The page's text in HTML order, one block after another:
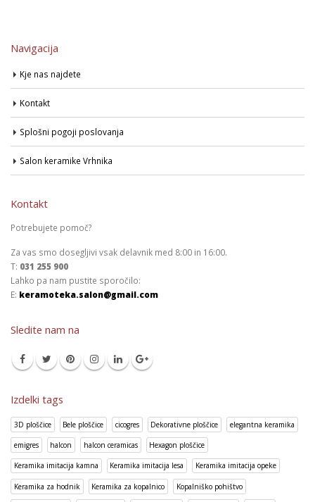
Navigacija
Kje nas najdete
Kontakt
Splošni pogoji poslovanja
Salon keramike Vrhnika
Kontakt
Potrebujete pomoč?
Za vas smo dosegljivi vsak delavnik med 8:00 in 16:00.
T: 031 255 900
Lahko pa nam pustite sporočilo:
E: keramoteka.salon@gmail.com
Sledite nam na
Izdelki tags
3D ploščice Bele ploščice cicogres Dekorativne ploščice elegantna keramika
emigres halcon halcon ceramicas Hexagon ploščice
Keramika imitacija kamna Keramika imitacija lesa Keramika imitacija opeke
Keramika za hodnik Keramika za kopalnico Kopalniško pohištvo